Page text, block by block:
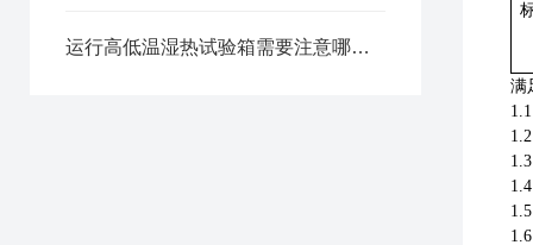
运行高低温湿热试验箱需要注意哪些安全问题
满